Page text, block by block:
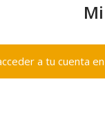
a tu cuenta en